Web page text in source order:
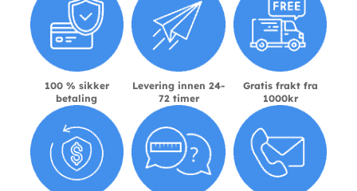
100 % sikker
betaling
Levering innen 24-
72 timer
Gratis frakt fra
1000kr